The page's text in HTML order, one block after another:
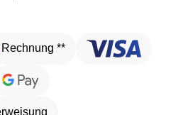
Rechnung **